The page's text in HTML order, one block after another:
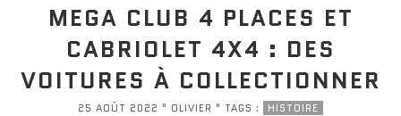
MEGA CLUB 4 PLACES ET
CABRIOLET 4X4 : DES
VOITURES À COLLECTIONNER
25 AOÛT 2022 " OLIVIER " TAGS : HISTOIRE